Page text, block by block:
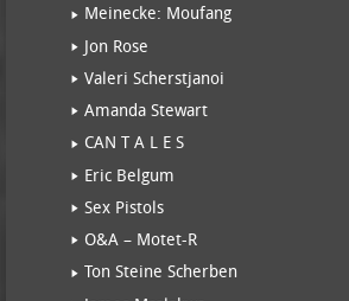
Meinecke: Moufang
Jon Rose
Valeri Scherstjanoi
Amanda Stewart
CAN T A L E S
Eric Belgum
Sex Pistols
O&A – Motet-R
Ton Steine Scherben